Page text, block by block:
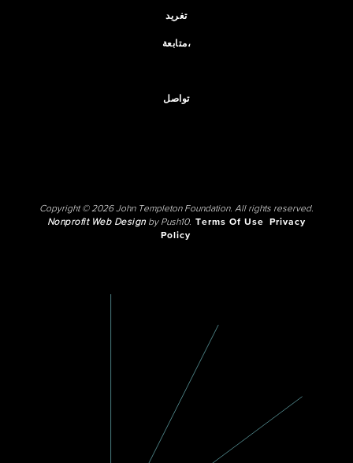
تغريد
متابعة،
تواصل
Copyright © 2026 John Templeton Foundation. All rights reserved.
Nonprofit Web Designby Push10. Terms Of Use
Privacy
Policy